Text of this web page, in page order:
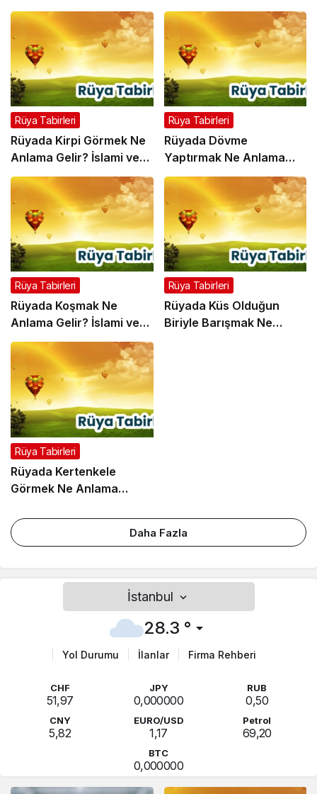
Anlama Gelir? İslami ve
Psikolojik Rüya Tabiri
Psikolojik Rüya Tabiri
Rüya Tabirleri
Rüyada Kirpi Görmek Ne
Anlama Gelir? İslami ve
Psikolojik Rüya Tabiri
Rüya Tabirleri
Rüyada Dövme
Yaptırmak Ne Anlama
Gelir? İslami ve Psikolojik
Rüya Tabiri
Rüya Tabirleri
Rüyada Koşmak Ne
Anlama Gelir? İslami ve
Psikolojik Rüya Tabiri
Rüya Tabirleri
Rüyada Küs Olduğun
Biriyle Barışmak Ne
Rüya Tabirleri
Rüyada Kertenkele
Görmek Ne Anlama
Rüya Tabiri
Daha Fazla
İstanbul
28.3 °
Yol Durumu İlanlar Firma Rehberi
CHF
51,97
JPY
0,000000
RUB
0,50
CNY
5,82
EURO/USD
1,17
Petrol
69,20
BTC
0,000000